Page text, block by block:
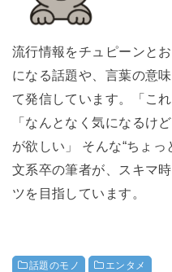
流行情報をチュピーンと
になる話題や、言葉の意
て発信しています。「こ
「なんとなく気になるけ
が欲しい」 そんな“ちょっ
文系卒の筆者が、スキマ
ツを目指しています。
話題のモノ エンタメ